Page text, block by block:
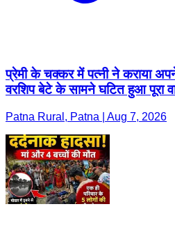
प्रेमी के चक्कर में पत्नी ने कराया अपने
वरशिप बेटे के सामने घटित हुआ पूरा
Patna Rural, Patna | Aug 7, 2026